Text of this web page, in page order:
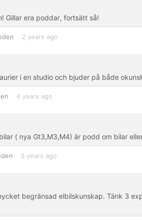
Gillar era poddar, fortsätt så!
2 years ago
i en studio och bjuder på både
4 years ago
( nya Gt3,M3,M4) är podd om bilar
5 years ago
begränsad elbilskunskap. Tänk 3